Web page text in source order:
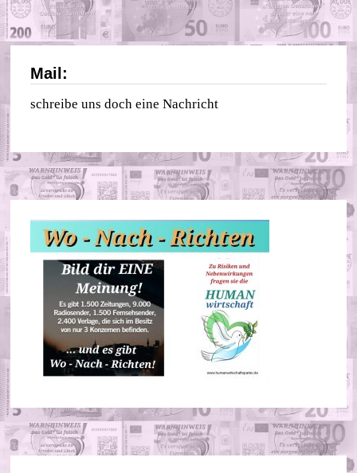
Mail:
schreibe uns doch eine Nachricht